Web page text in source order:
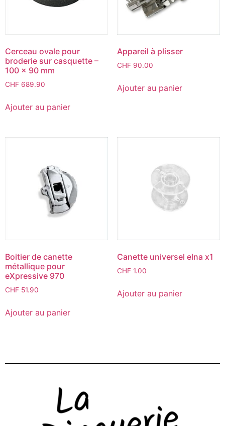
Cerceau ovale pour
broderie sur casquette –
100 x 90 mm
CHF 689.90
Ajouter au panier
Appareil à plisser
CHF90.00
Ajouter au panier
Boitier de canette
métallique pour
eXpressive 970
CHF 51.90
Ajouter au panier
Canette universel elna x1
CHF1.00
Ajouter au panier